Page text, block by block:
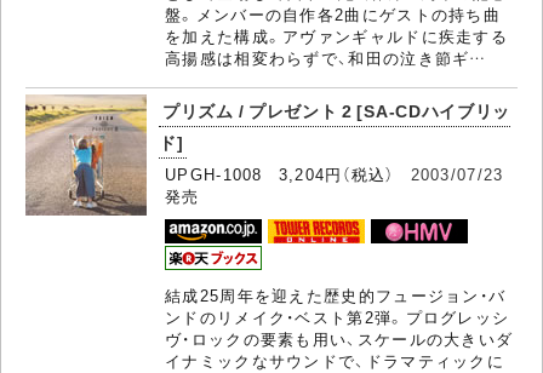
盤。メンバーの自作各2曲にゲストの持ち曲
を加えた構成。アヴァンギャルドに疾走する
高揚感は相変わらずで、和田の泣き節ギ…
プリズム / プレゼント 2 [SA-CDハイブリッ
ド]
UPGH-1008 3,204円（税込） 2003/07/23
発売
結成25周年を迎えた歴史的フュージョン・バ
ンドのリメイク・ベスト第2弾。プログレッシ
ヴ・ロックの要素も用い、スケールの大きいダ
イナミックなサウンドで、ドラマティックに